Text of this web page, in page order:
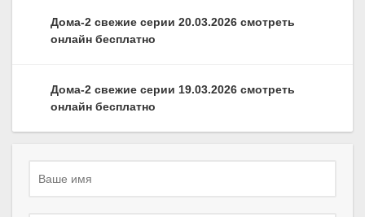
Дома-2 свежие серии 20.03.2026 смотреть
онлайн бесплатно
Дома-2 свежие серии 19.03.2026 смотреть
онлайн бесплатно